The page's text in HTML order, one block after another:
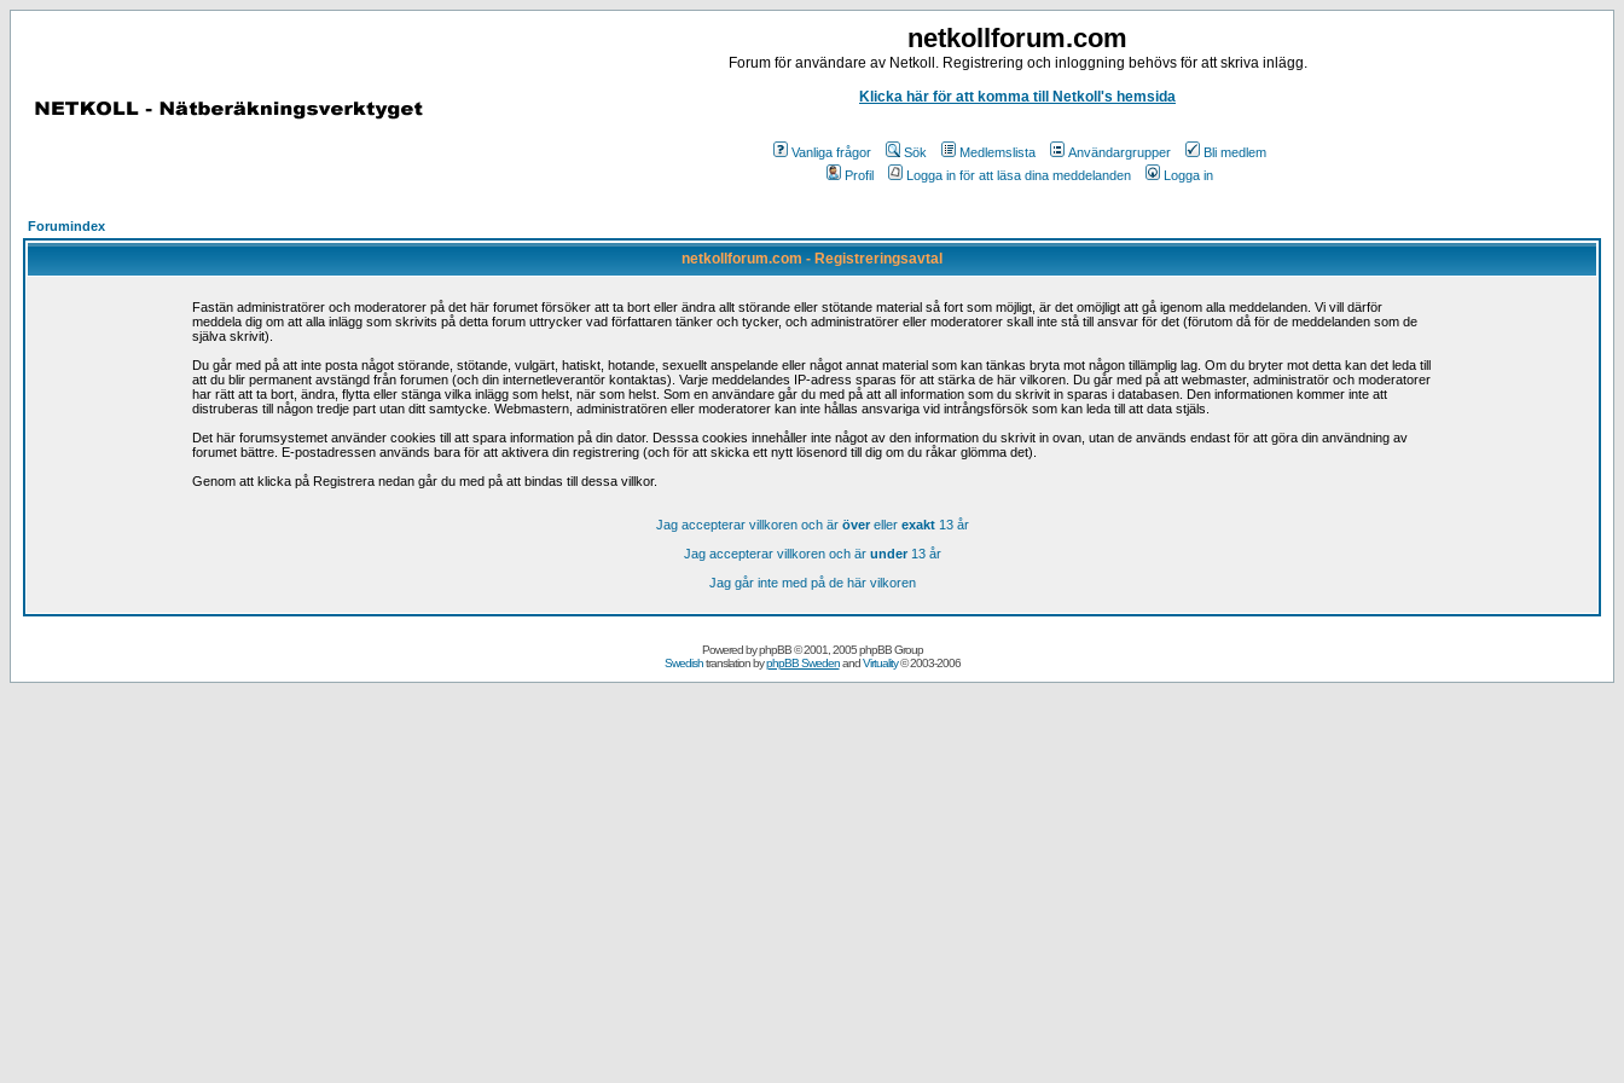
netkollforum.com
Forum för användare av Netkoll. Registrering och inloggning behövs för att skriva inlägg.
Klicka här för att komma till Netkoll's hemsida
Vanliga frågor Sök Medlemslista Användargrupper
Bli medlem
Profil
Logga in för att läsa dina meddelanden Logga in
Forumindex
netkollforum.com - Registreringsavtal
Fastän administratörer och moderatorer på det här forumet försöker att ta bort eller ändra allt störande eller stötande material så fort som möjligt, är det omöjligt att gå igenom alla meddelanden. Vi vill därför
meddela dig om att alla inlägg som skrivits på detta forum uttrycker vad författaren tänker och tycker, och administratörer eller moderatorer skall inte stå till ansvar för det (förutom då för de meddelanden som de
själva skrivit).
Du går med på att inte posta något störande, stötande, vulgärt, hatiskt, hotande, sexuellt anspelande eller något annat material som kan tänkas bryta mot någon tillämplig lag. Om du bryter mot detta kan det leda till
att du blir permanent avstängd från forumen (och din internetleverantör kontaktas). Varje meddelandes IP-adress sparas för att stärka de här vilkoren. Du går med på att webmaster, administratör och moderatorer
har rätt att ta bort, ändra, flytta eller stänga vilka inlägg som helst, när som helst. Som en användare går du med på att all information som du skrivit in sparas i databasen. Den informationen kommer inte att
distruberas till någon tredje part utan ditt samtycke. Webmastern, administratören eller moderatorer kan inte hållas ansvariga vid intrångsförsök som kan leda till att data stjäls.
Det här forumsystemet använder cookies till att spara information på din dator. Desssa cookies innehåller inte något av den information du skrivit in ovan, utan de används endast för att göra din användning av
forumet bättre. E-postadressen används bara för att aktivera din registrering (och för att skicka ett nytt lösenord till dig om du råkar glömma det).
Genom att klicka på Registrera nedan går du med på att bindas till dessa villkor.
Jag accepterar villkoren och är övereller exakt13 år
Jag accepterar villkoren och är under13 år
Jag går inte med på de här vilkoren
Powered byphpBB© 2001, 2005 phpBB Group
Swedishtranslation byphpBB SwedenandVirtuality© 2003-2006